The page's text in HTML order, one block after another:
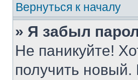
Вернуться к началу
» Я забыл
Не паникуйте!
получить